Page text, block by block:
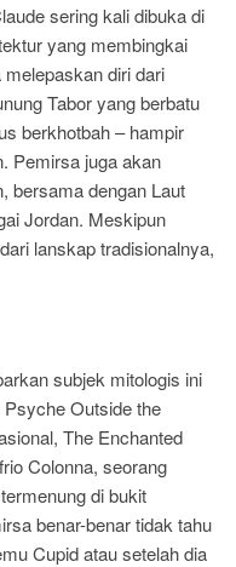
sering kali dibuka di
yang membingkai
diri dari
Tabor yang berbatu
berkhotbah – hampir
Pemirsa juga akan
bersama dengan Laut
Jordan. Meskipun
lanskap tradisionalnya,
subjek mitologis ini
Outside the
The Enchanted
Colonna, seorang
di bukit
benar-benar tidak tahu
Cupid atau setelah dia